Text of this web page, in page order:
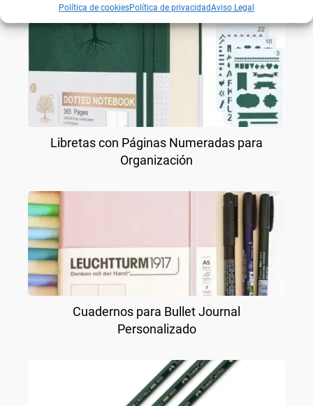
Política de cookiesPolítica de privacidadAviso Legal
Libretas con Páginas Numeradas para
Organización
Cuadernos para Bullet Journal
Personalizado